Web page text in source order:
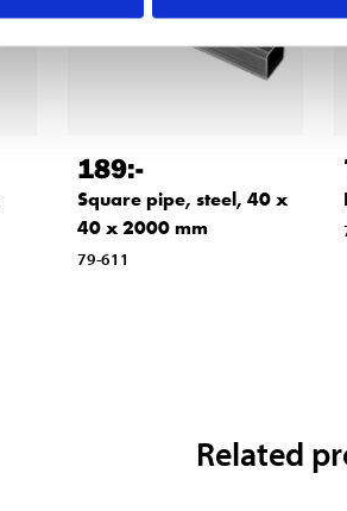
189:-
Square pipe, steel, 40 x
40 x 2000 mm
79-611
Related